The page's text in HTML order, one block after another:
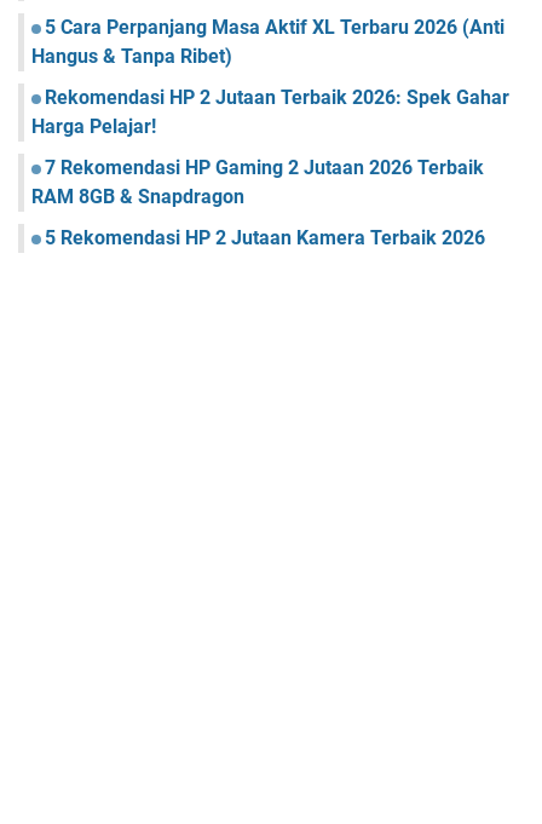
5 Cara Perpanjang Masa Aktif XL Terbaru 2026 (Anti
Hangus & Tanpa Ribet)
Rekomendasi HP 2 Jutaan Terbaik 2026: Spek Gahar
Harga Pelajar!
7 Rekomendasi HP Gaming 2 Jutaan 2026 Terbaik
RAM 8GB & Snapdragon
5 Rekomendasi HP 2 Jutaan Kamera Terbaik 2026